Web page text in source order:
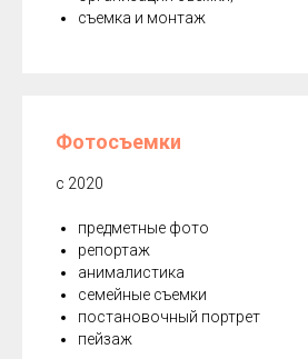
съемка и монтаж
Фотосъемки
с 2020
предметные фото
репортаж
анималистика
семейные съемки
постановочный портрет
пейзаж